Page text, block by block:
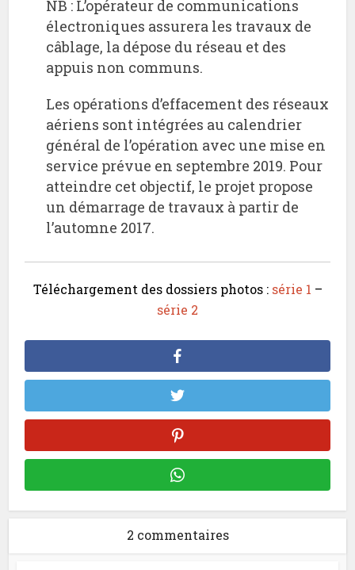
NB : L’opérateur de communications
électroniques assurera les travaux de
câblage, la dépose du réseau et des
appuis non communs.
Les opérations d’effacement des réseaux
aériens sont intégrées au calendrier
général de l’opération avec une mise en
service prévue en septembre 2019. Pour
atteindre cet objectif, le projet propose
un démarrage de travaux à partir de
l’automne 2017.
Téléchargement des dossiers photos : série 1 –
série 2
2 commentaires